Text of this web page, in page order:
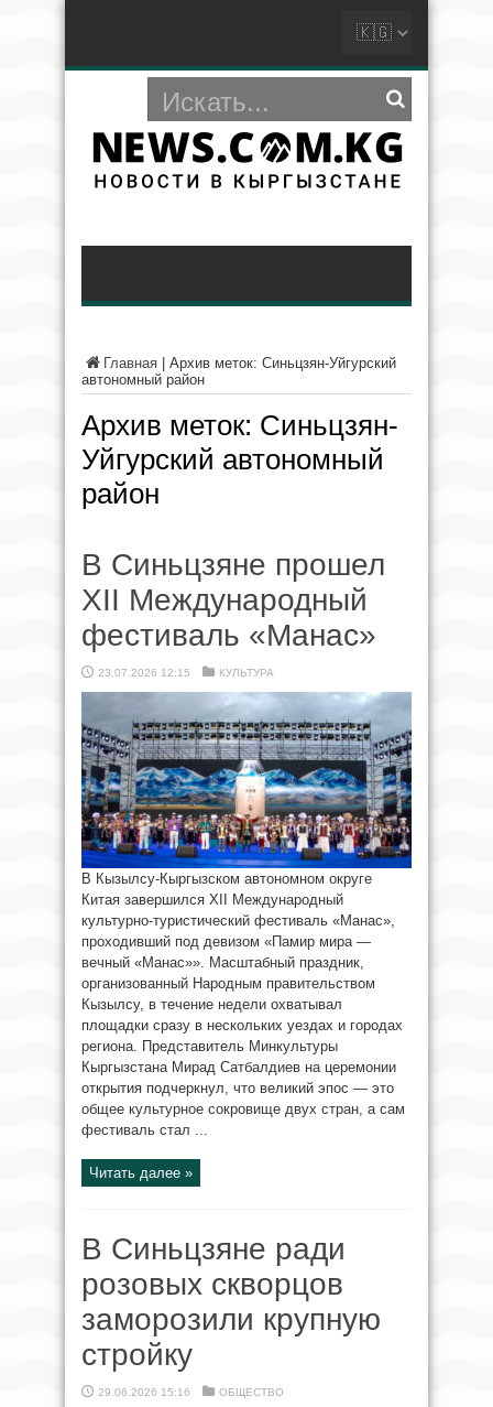
Главная
Архив меток: Синьцзян-Уйгурский
автономный район
Архив меток: Синьцзян-
Уйгурский автономный
район
В Синьцзяне прошел
XII Международный
фестиваль «Манас»
23.07.2026 12:15 КУЛЬТУРА
В Кызылсу-Кыргызском автономном округе
Китая завершился XII Международный
культурно-туристический фестиваль «Манас»,
проходивший под девизом «Памир мира —
вечный «Манас»». Масштабный праздник,
организованный Народным правительством
Кызылсу, в течение недели охватывал
площадки сразу в нескольких уездах и городах
региона. Представитель Минкультуры
Кыргызстана Мирад Сатбалдиев на церемонии
открытия подчеркнул, что великий эпос — это
общее культурное сокровище двух стран, а сам
фестиваль стал ...
Читать далее »
В Синьцзяне ради
розовых скворцов
заморозили крупную
стройку
29.06.2026 15:16 ОБЩЕСТВО